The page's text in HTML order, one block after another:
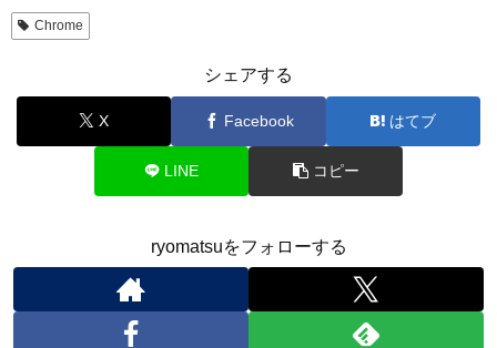
Chrome
シェアする
X Facebook はてブ
LINE コピー
ryomatsuをフォローする